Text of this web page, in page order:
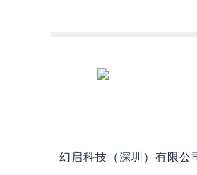
幻启科技（深圳）有限公